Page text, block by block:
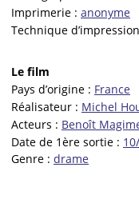
Imprimerie : anonyme
Technique
Le film
Pays d’origine : France
Réalisateur : Michel
Acteurs : Benoît
Date de 1ère sortie :
Genre : drame